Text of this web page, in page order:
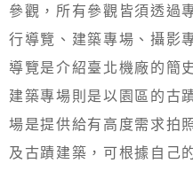
參觀，所有參觀皆須透過
行導覽、建築專場、攝影
導覽是介紹臺北機廠的簡
建築專場則是以園區的古
場是提供給有高度需求拍
及古蹟建築，可根據自己